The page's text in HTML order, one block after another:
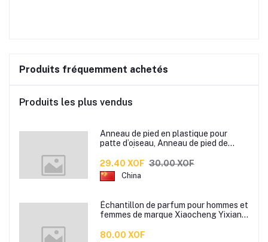
Produits fréquemment achetés
Produits les plus vendus
Anneau de pied en plastique pour
patte d’oiseau, Anneau de pied de
pour oiseaux
29.40 XOF 30.00 XOF
China
Échantillon de parfum pour hommes et
femmes de marque Xiaocheng Yixiang
80.00 XOF